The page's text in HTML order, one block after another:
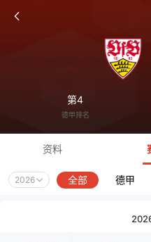
第4
德甲排名
资料
2026 全部 德甲